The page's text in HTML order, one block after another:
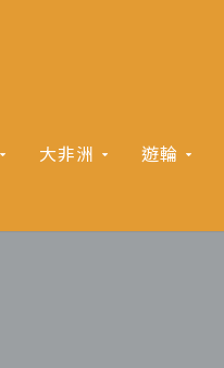
大非洲 遊輪